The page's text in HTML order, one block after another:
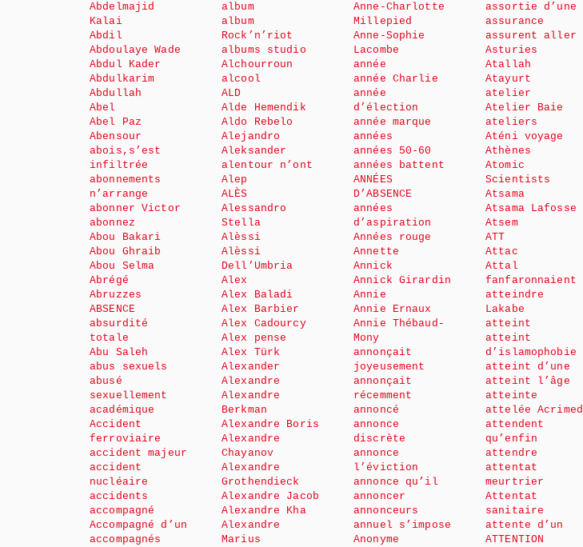
Abdelmajid
Kalai
Abdil
Abdoulaye Wade
Abdul Kader
Abdulkarim
Abdullah
Abel
Abel Paz
Abensour
abois,s’est
infiltrée
abonnements
n’arrange
abonner Victor
abonnez
Abou Bakari
Abou Ghraib
Abou Selma
Abrégé
Abruzzes
ABSENCE
absurdité
totale
Abu Saleh
abus sexuels
abusé
sexuellement
académique
Accident
ferroviaire
accident majeur
accident
nucléaire
accidents
accompagné
Accompagné d’un
accompagnés
album
album
Rock’n’riot
albums studio
Alchourroun
alcool
ALD
Alde Hemendik
Aldo Rebelo
Alejandro
Aleksander
alentour n’ont
Alep
ALÈS
Alessandro
Stella
Alèssi
Alèssi
Dell’Umbria
Alex
Alex Baladi
Alex Barbier
Alex Cadourcy
Alex pense
Alex Türk
Alexander
Alexandre
Alexandre
Berkman
Alexandre Boris
Alexandre
Chayanov
Alexandre
Grothendieck
Alexandre Jacob
Alexandre Kha
Alexandre
Marius
Anne-Charlotte
Millepied
Anne-Sophie
Lacombe
année
année Charlie
année
d’élection
année marque
années
années 50-60
années battent
ANNÉES
D’ABSENCE
années
d’aspiration
Années rouge
Annette
Annick
Annick Girardin
Annie
Annie Ernaux
Annie Thébaud-
Mony
annonçait
joyeusement
annonçait
récemment
annoncé
annonce
discrète
annonce
l’éviction
annonce qu’il
annoncer
annonceurs
annuel s’impose
Anonyme
assortie d’une
assurance
assurent aller
Asturies
Atallah
Atayurt
atelier
Atelier Baie
ateliers
Aténi voyage
Athènes
Atomic
Scientists
Atsama
Atsama Lafosse
Atsem
ATT
Attac
Attal
fanfaronnaient
atteindre
Lakabe
atteint
atteint
d’islamophobie
atteint d’une
atteint l’âge
atteinte
attelée Acrimed
attendent
qu’enfin
attendre
attentat
meurtrier
Attentat
sanitaire
attente d’un
ATTENTION